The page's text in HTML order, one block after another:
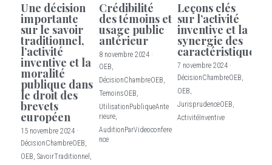
Une décision
importante
sur le savoir
traditionnel,
l’activité
inventive et la
moralité
publique dans
le droit des
brevets
européen
15 novembre 2024 ·
DécisionChambreOEB,
OEB, SavoirTraditionnel,
Crédibilité
des témoins et
usage public
antérieur
8 novembre 2024 ·
OEB,
DécisionChambreOEB,
TemoinsOEB,
UtilisationPubliqueAnte
rieure,
AuditionParVideoconfere
nce
Leçons clés
sur l’activité
inventive et la
synergie des
caractéristiques
7 novembre 2024 ·
DécisionChambreOEB,
OEB,
JurisprudenceOEB,
ActivitéInventive